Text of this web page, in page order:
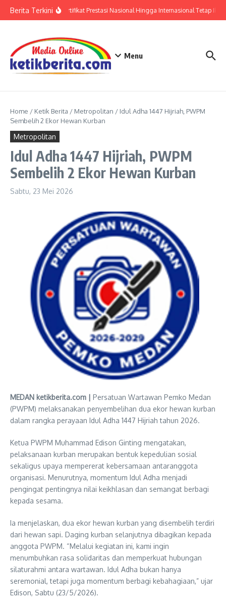
Berita TerkiniPolri: Sertifikat Prestasi Nasional Hingga Internasional Tetap Ikuti
Menu
Home / Ketik Berita / Metropolitan / Idul Adha 1447 Hijriah, PWPM
Sembelih 2 Ekor Hewan Kurban
Metropolitan
Idul Adha 1447 Hijriah, PWPM
Sembelih 2 Ekor Hewan Kurban
Sabtu, 23 Mei 2026
MEDAN ketikberita.com | Persatuan Wartawan Pemko Medan
(PWPM) melaksanakan penyembelihan dua ekor hewan kurban
dalam rangka perayaan Idul Adha 1447 Hijriah tahun 2026.
Ketua PWPM Muhammad Edison Ginting mengatakan,
pelaksanaan kurban merupakan bentuk kepedulian sosial
sekaligus upaya mempererat kebersamaan antaranggota
organisasi. Menurutnya, momentum Idul Adha menjadi
pengingat pentingnya nilai keikhlasan dan semangat berbagi
kepada sesama.
Ia menjelaskan, dua ekor hewan kurban yang disembelih terdiri
dari hewan sapi. Daging kurban selanjutnya dibagikan kepada
anggota PWPM. “Melalui kegiatan ini, kami ingin
menumbuhkan rasa solidaritas dan memperkuat hubungan
silaturahmi antara wartawan. Idul Adha bukan hanya
seremonial, tetapi juga momentum berbagi kebahagiaan,” ujar
Edison, Sabtu (23/5/2026).